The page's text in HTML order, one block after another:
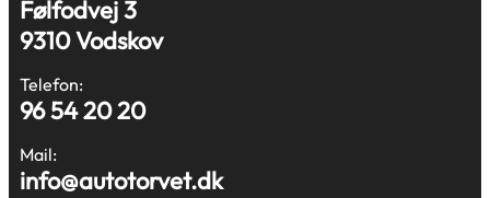
Følfodvej 3
9310 Vodskov
Telefon:
96 54 20 20
Mail:
info@autotorvet.dk